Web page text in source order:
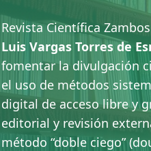
Revista Científica
Luis Vargas Torres de
fomentar la divulgación
el uso de métodos
digital de acceso libre y
editorial y revisión
método “doble ciego”